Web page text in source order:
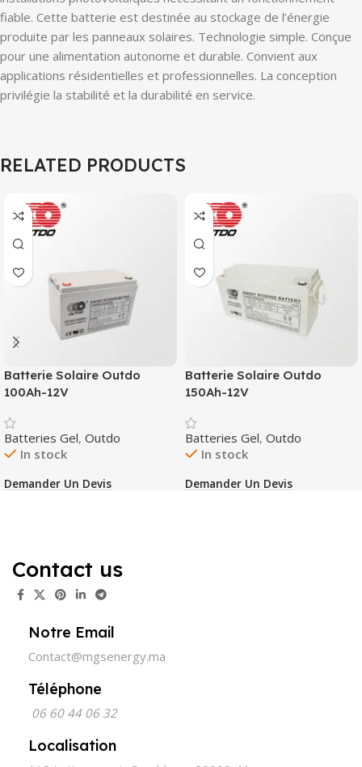
fiable. Cette batterie est destinée au stockage de l’énergie
produite par les panneaux solaires. Technologie simple. Conçue
pour une alimentation autonome et durable. Convient aux
applications résidentielles et professionnelles. La conception
privilégie la stabilité et la durabilité en service.
RELATED PRODUCTS
Batterie Solaire Outdo
100Ah-12V
Batteries Gel, Outdo
In stock
Demander Un Devis
Batterie Solaire Outdo
150Ah-12V
Batteries Gel, Outdo
In stock
Demander Un Devis
Contact us
Notre Email
Contact@mgsenergy.ma
Téléphone
06 60 44 06 32
Localisation